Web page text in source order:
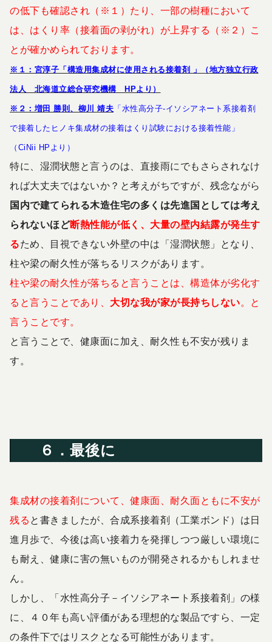
の低下も確認され（※１）たり、一部の樹種において
は、はくり率（接着面の剥がれ）が上昇する（※２）こ
とが確かめられております。
※１：宮淳子「構造用集成材に使用される接着剤 」（地方独立行政
法人 北海道立総合研究機構 HPより）
※２：増田 勝則、柳川 靖夫 「水性高分子-イソシアネート系接着剤
で接着したヒノキ集成材の接着はくり試験における接着性能」
（CiNii HPより）
特に、湿潤状態と言うのは、直接雨にでもさらされなけ
れば大丈夫ではないか？と考えがちですが、残念ながら
国内で建てられる木造住宅の多くは先進国としては考え
られないほど断熱性能が低く、大量の壁内結露が発生す
るため、目視できない外壁の中は「湿潤状態」となり、
柱や梁の耐久性が落ちるリスクがあります。
柱や梁の耐久性が落ちると言うことは、構造体が劣化す
ると言うことであり、 大切な我が家が長持ちしない。と
言うことです。
と言うことで、健康面に加え、耐久性も不安が残りま
す。
６．最後に
集成材の接着剤について、健康面、耐久面ともに不安が
残る と書きましたが、合成系接着剤（工業ボンド）は日
進月歩で、今後は高い接着力を発揮しつつ厳しい環境に
も耐え、健康に害の無いものが開発されるかもしれませ
ん。
しかし、「水性高分子－イソシアネート系接着剤」の様
に、４０年も高い評価がある理想的な製品ですら、一定
の条件下ではリスクとなる可能性があります。